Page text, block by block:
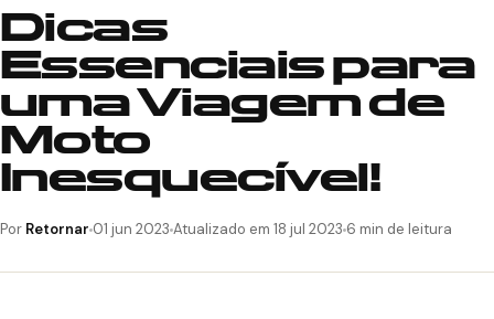
Dicas
Essenciais para
uma Viagem de
Moto
Inesquecível!
Por Retornar 01 jun 2023 Atualizado em 18 jul 2023 6 min de leitura